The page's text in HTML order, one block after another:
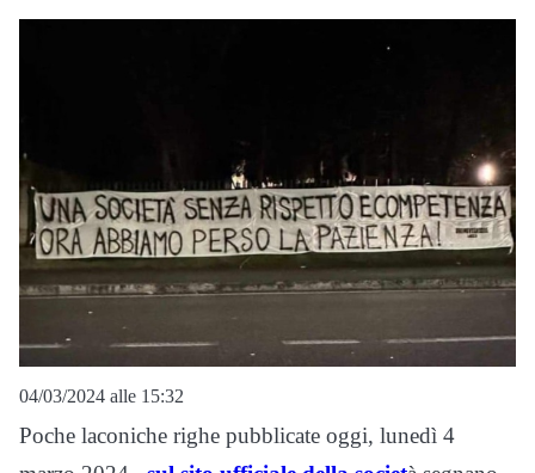
04/03/2024 alle 15:32
Poche laconiche righe pubblicate oggi, lunedì 4